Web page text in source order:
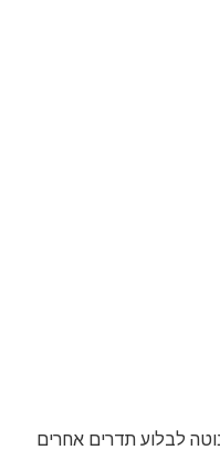
לבלוע תדרים אחרים